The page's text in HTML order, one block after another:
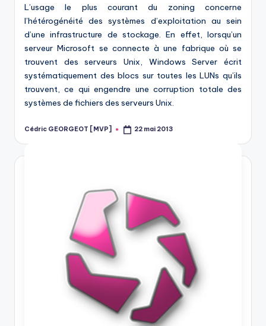
L’usage le plus courant du zoning concerne
l’hétérogénéité des systèmes d’exploitation au sein
d’une infrastructure de stockage. En effet, lorsqu’un
serveur Microsoft se connecte à une fabrique où se
trouvent des serveurs Unix, Windows Server écrit
systématiquement des blocs sur toutes les LUNs qu’ils
trouvent, ce qui engendre une corruption totale des
systèmes de fichiers des serveurs Unix.
Posted
Cédric GEORGEOT [MVP] 22 mai 2013